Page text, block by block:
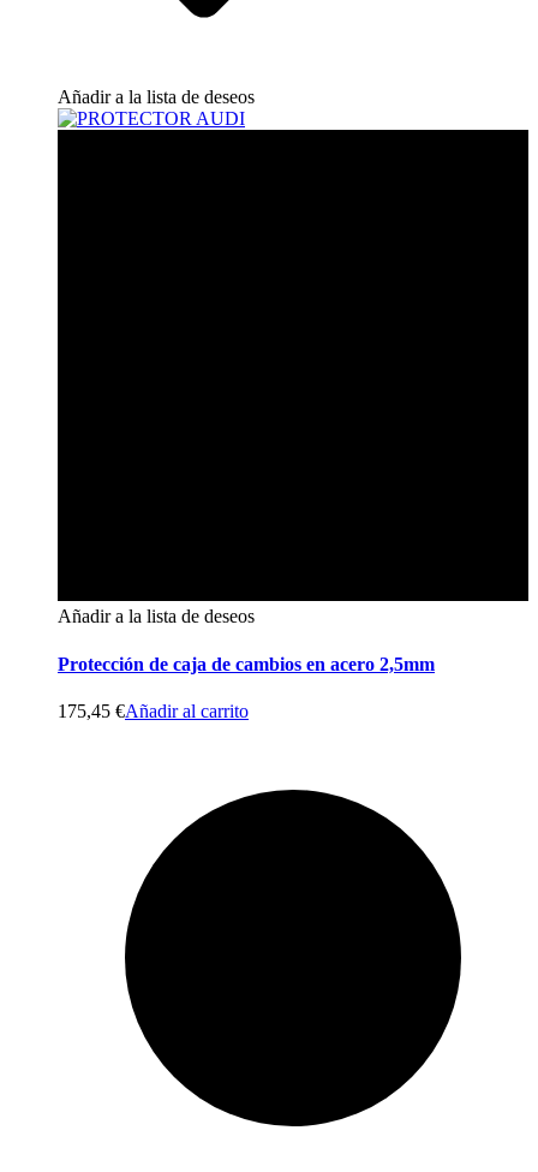
Añadir a la lista de deseos
Añadir a la lista de deseos
Protección de caja de cambios en acero 2,5mm
175,45 €Añadir al carrito